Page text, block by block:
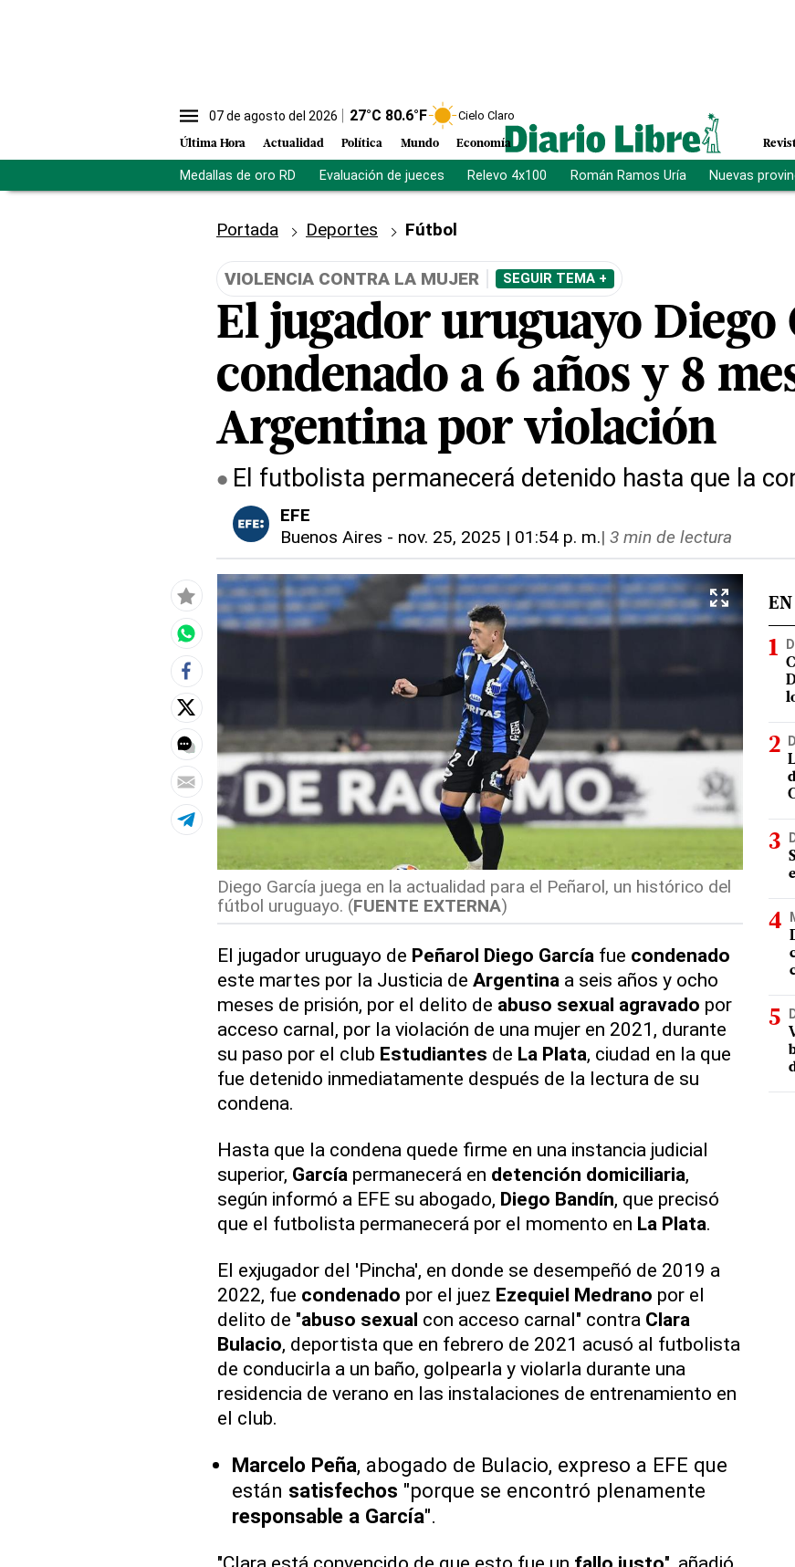
07 de agosto del 2026 27°C 80.6°F Cielo Claro
Última Hora Actualidad Política Mundo Economía
Medallas de oro RD Evaluación de jueces Relevo 4x100 Román Ramos Uría Nuevas
Portada Deportes Fútbol
VIOLENCIA CONTRA LA MUJER SEGUIR TEMA +
El jugador uruguayo Diego
condenado a 6 años y 8
Argentina por violación
El futbolista permanecerá detenido hasta que la
EFE
Buenos Aires - nov. 25, 2025 | 01:54 p. m.| 3 min de lectura
Diego García juega en la actualidad para el Peñarol, un histórico del
fútbol uruguayo. (FUENTE EXTERNA)
El jugador uruguayo de Peñarol Diego Garcíafue condenado
este martes por la Justicia de Argentinaa seis años y ocho
meses de prisión, por el delito de abuso sexual agravado por
acceso carnal, por la violación de una mujer en 2021, durante
su paso por el club Estudiantes de La Plata, ciudad en la que
fue detenido inmediatamente después de la lectura de su
condena.
Hasta que la condena quede firme en una instancia judicial
superior, Garcíapermanecerá en detención domiciliaria,
según informó a EFE su abogado, Diego Bandín, que precisó
que el futbolista permanecerá por el momento en La Plata.
El exjugador del 'Pincha', en donde se desempeñó de 2019 a
2022, fue condenado por el juez Ezequiel Medrano por el
delito de "abuso sexual con acceso carnal" contra Clara
Bulacio, deportista que en febrero de 2021 acusó al futbolista
de conducirla a un baño, golpearla y violarla durante una
residencia de verano en las instalaciones de entrenamiento en
el club.
Marcelo Peña, abogado de Bulacio, expreso a EFE que
están satisfechos "porque se encontró plenamente
responsable a García".
EN